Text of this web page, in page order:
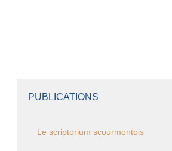
PUBLICATIONS
Le scriptorium scourmontois